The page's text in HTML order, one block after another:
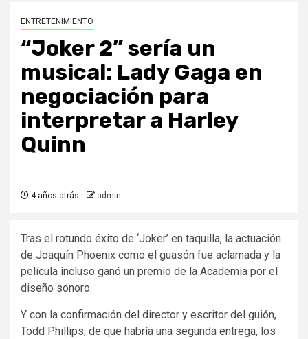
ENTRETENIMIENTO
“Joker 2” sería un
musical: Lady Gaga en
negociación para
interpretar a Harley
Quinn
4 años atrás admin
Tras el rotundo éxito de ‘Joker’ en taquilla, la actuación
de Joaquín Phoenix como el guasón fue aclamada y la
película incluso ganó un premio de la Academia por el
diseño sonoro.
Y con la confirmación del director y escritor del guión,
Todd Phillips, de que habría una segunda entrega, los